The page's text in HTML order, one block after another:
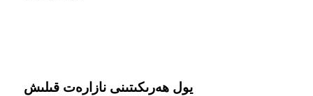
يول ھەرىكىتىنى نازارەت قىلىش